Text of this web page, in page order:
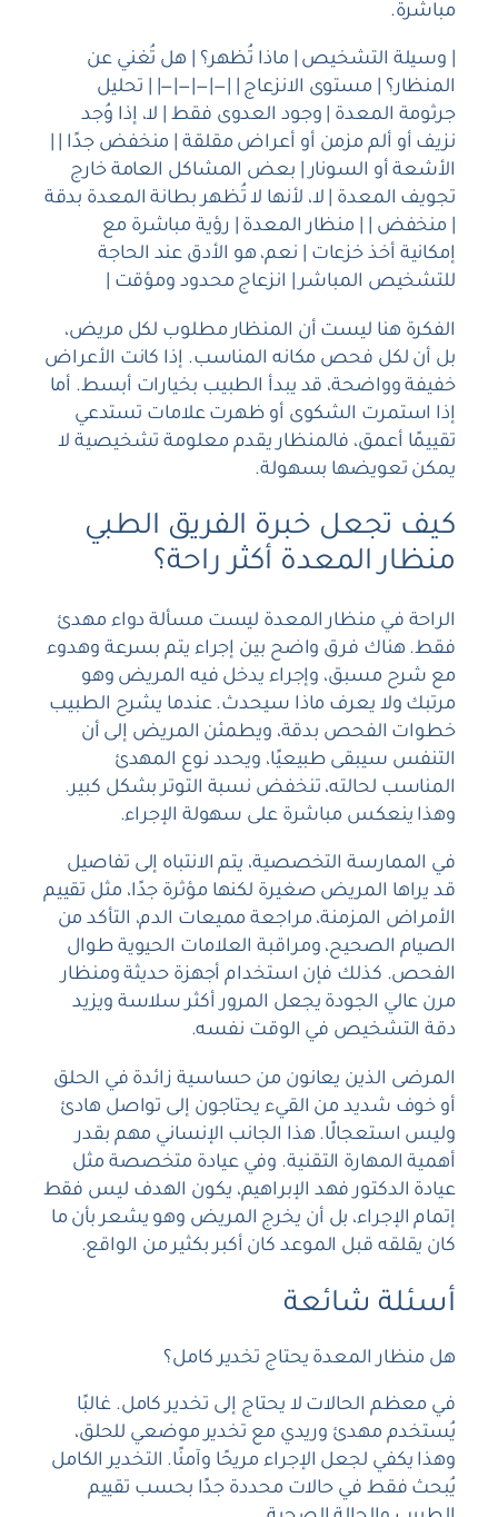
مباشرة.
| وسيلة التشخيص | ماذا تُظهر؟ | هل تُغني عن
المنظار؟ | مستوى الانزعاج | |—|—|—|—| | تحليل
جرثومة المعدة | وجود العدوى فقط | لا، إذا وُجد
نزيف أو ألم مزمن أو أعراض مقلقة | منخفض جدًا | |
الأشعة أو السونار | بعض المشاكل العامة خارج
تجويف المعدة | لا، لأنها لا تُظهر بطانة المعدة بدقة
| منخفض | | منظار المعدة | رؤية مباشرة مع
إمكانية أخذ خزعات | نعم، هو الأدق عند الحاجة
للتشخيص المباشر | انزعاج محدود ومؤقت |
الفكرة هنا ليست أن المنظار مطلوب لكل مريض،
بل أن لكل فحص مكانه المناسب. إذا كانت الأعراض
خفيفة وواضحة، قد يبدأ الطبيب بخيارات أبسط. أما
إذا استمرت الشكوى أو ظهرت علامات تستدعي
تقييمًا أعمق، فالمنظار يقدم معلومة تشخيصية لا
يمكن تعويضها بسهولة.
كيف تجعل خبرة الفريق الطبي
منظار المعدة أكثر راحة؟
الراحة في منظار المعدة ليست مسألة دواء مهدئ
فقط. هناك فرق واضح بين إجراء يتم بسرعة وهدوء
مع شرح مسبق، وإجراء يدخل فيه المريض وهو
مرتبك ولا يعرف ماذا سيحدث. عندما يشرح الطبيب
خطوات الفحص بدقة، ويطمئن المريض إلى أن
التنفس سيبقى طبيعيًا، ويحدد نوع المهدئ
المناسب لحالته، تنخفض نسبة التوتر بشكل كبير.
وهذا ينعكس مباشرة على سهولة الإجراء.
في الممارسة التخصصية، يتم الانتباه إلى تفاصيل
قد يراها المريض صغيرة لكنها مؤثرة جدًا، مثل تقييم
الأمراض المزمنة، مراجعة مميعات الدم، التأكد من
الصيام الصحيح، ومراقبة العلامات الحيوية طوال
الفحص. كذلك فإن استخدام أجهزة حديثة ومنظار
مرن عالي الجودة يجعل المرور أكثر سلاسة ويزيد
دقة التشخيص في الوقت نفسه.
المرضى الذين يعانون من حساسية زائدة في الحلق
أو خوف شديد من القيء يحتاجون إلى تواصل هادئ
وليس استعجالًا. هذا الجانب الإنساني مهم بقدر
أهمية المهارة التقنية. وفي عيادة متخصصة مثل
عيادة الدكتور فهد الإبراهيم، يكون الهدف ليس فقط
إتمام الإجراء، بل أن يخرج المريض وهو يشعر بأن ما
كان يقلقه قبل الموعد كان أكبر بكثير من الواقع.
أسئلة شائعة
هل منظار المعدة يحتاج تخدير كامل؟
في معظم الحالات لا يحتاج إلى تخدير كامل. غالبًا
يُستخدم مهدئ وريدي مع تخدير موضعي للحلق،
وهذا يكفي لجعل الإجراء مريحًا وآمنًا. التخدير الكامل
يُبحث فقط في حالات محددة جدًا بحسب تقييم